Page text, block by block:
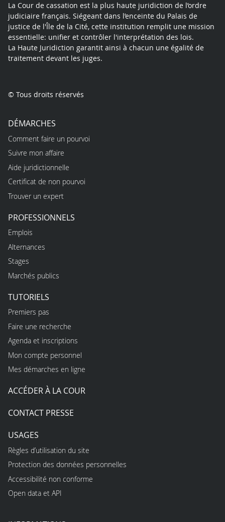
La Cour de cassation est la plus haute juridiction de l’ordre
judiciaire français. Siégeant dans l’enceinte du Palais de
justice de l'Île de la Cité, cette institution remplit une mission
essentielle: unifier et contrôler l'interprétation des lois.
La Haute Juridiction garantit ainsi à chacun une égalité de
traitement devant les juges.
© Tous droits réservés
DÉMARCHES
Comment faire un pourvoi
Suivre mon affaire
Aide juridictionnelle
Certificat de non pourvoi
Trouver un expert
PROFESSIONNELS
Emplois
Alternances
Stages
Marchés publics
TUTORIELS
Premiers pas
Faire une recherche
Agenda et inscriptions
Mon compte personnel
Mes démarches en ligne
ACCÉDER À LA COUR
CONTACT PRESSE
USAGES
Règles d’utilisation du site
Protection des données personnelles
Accessibilité non conforme
Open data et API